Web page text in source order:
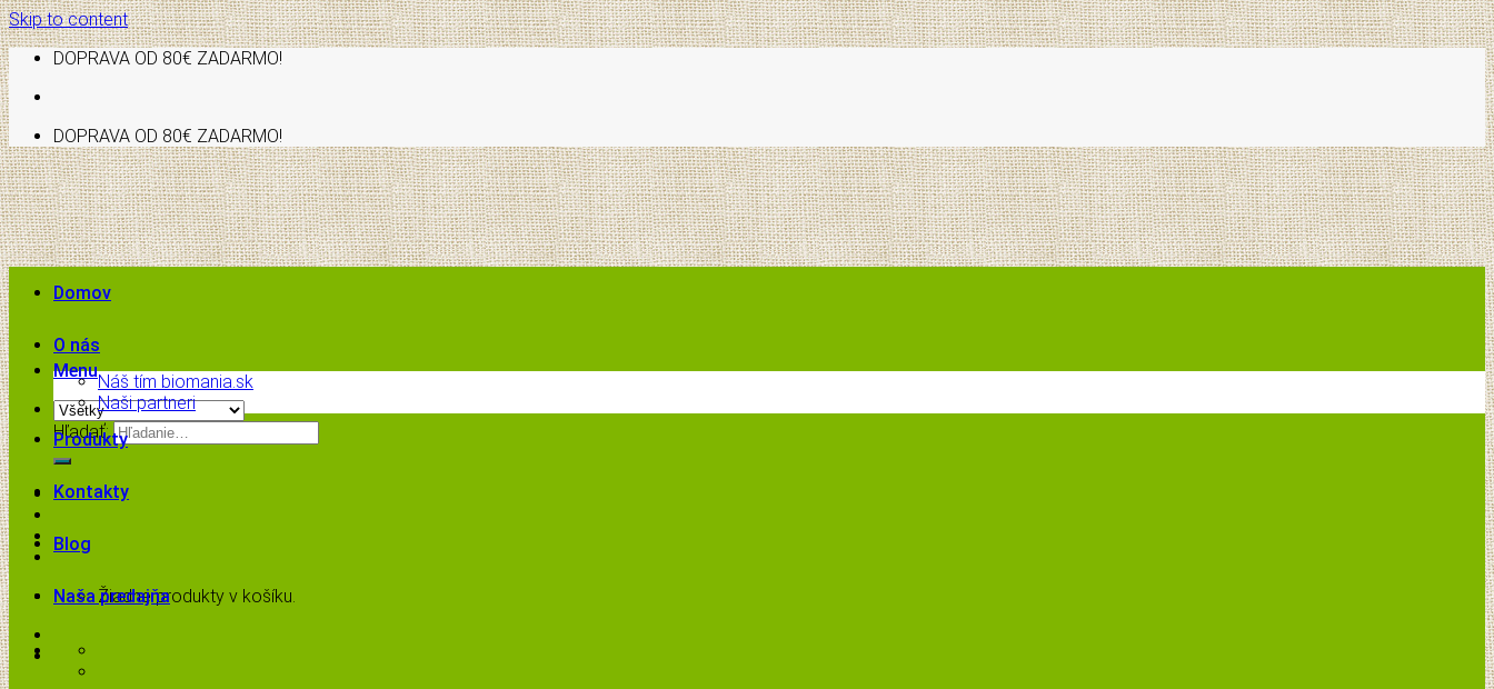
Skip to content
DOPRAVA OD 80€ ZADARMO!
DOPRAVA OD 80€ ZADARMO!
Menu
Hľadať:
Žiadne produkty v košíku.
Domov
O nás
Náš tím biomania.sk
Naši partneri
Produkty
Kontakty
Blog
Naša predajňa